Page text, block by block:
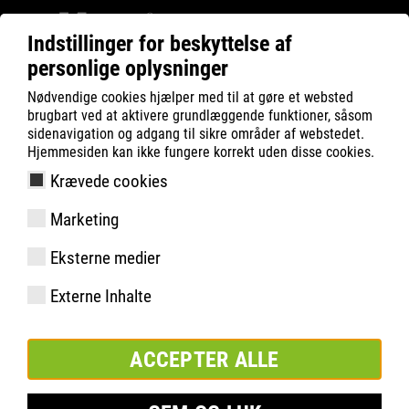
Indstillinger for beskyttelse af
personlige oplysninger
Nødvendige cookies hjælper med til at gøre et websted
brugbart ved at aktivere grundlæggende funktioner, såsom
sidenavigation og adgang til sikre områder af webstedet.
Hjemmesiden kan ikke fungere korrekt uden disse cookies.
Krævede cookies
Marketing
Eksterne medier
Externe Inhalte
ACCEPTER ALLE
ATLAS Produktsøgning